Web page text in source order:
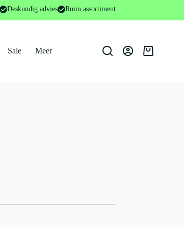
Deskundig advies Ruim assortiment
Sale Meer